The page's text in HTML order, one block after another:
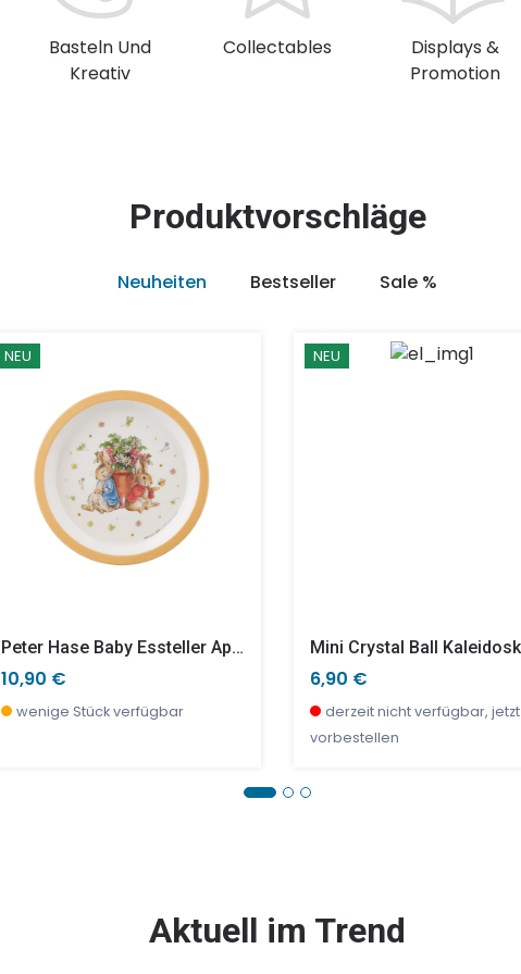
Basteln Und
Kreativ
Collectables
Displays &
Promotion
Produktvorschläge
Neuheiten Bestseller Sale %
NEU
Peter Hase Baby Essteller Apricot
10,90 €
wenige Stück verfügbar
NEU
6,90 €
derzeit nicht verfügbar, jetzt
vorbestellen
Aktuell im Trend